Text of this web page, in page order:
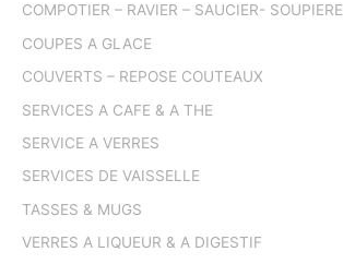
COMPOTIER – RAVIER – SAUCIER- SOUPIERE
COUPES A GLACE
COUVERTS – REPOSE COUTEAUX
SERVICES A CAFE & A THE
SERVICE A VERRES
SERVICES DE VAISSELLE
TASSES & MUGS
VERRES A LIQUEUR & A DIGESTIF